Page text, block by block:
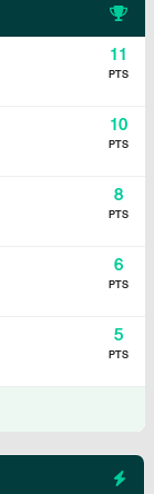
11
PTS
10
PTS
8
PTS
6
PTS
5
PTS